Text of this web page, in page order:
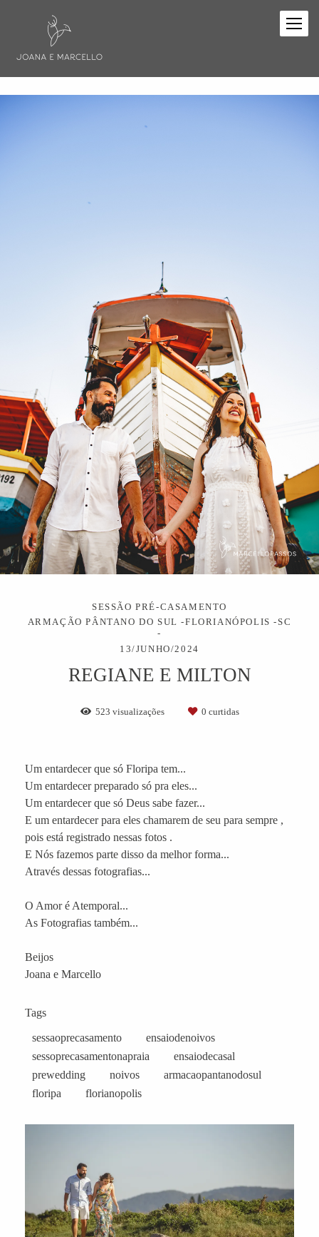
SESSÃO PRÉ-CASAMENTO
ARMAÇÃO PÂNTANO DO SUL -FLORIANÓPOLIS -SC
13/JUNHO/2024
REGIANE E MILTON
523 visualizações 0 curtidas
Um entardecer que só Floripa tem...
Um entardecer preparado só pra eles...
Um entardecer que só Deus sabe fazer...
E um entardecer para eles chamarem de seu para sempre ,
pois está registrado nessas fotos .
E Nós fazemos parte disso da melhor forma...
Através dessas fotografias...
O Amor é Atemporal...
As Fotografias também...
Beijos
Joana e Marcello
Tags
sessaoprecasamento
ensaiodenoivos
sessoprecasamentonapraia
ensaiodecasal
prewedding
noivos
armacaopantanodosul
floripa
florianopolis